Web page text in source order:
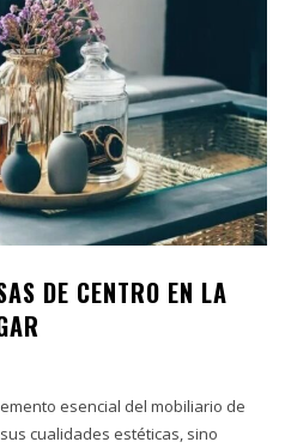
DE CENTRO EN LA
esencial del mobiliario de
cualidades estéticas, sino